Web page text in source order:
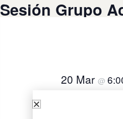
Sesión Grupo
20 Mar @